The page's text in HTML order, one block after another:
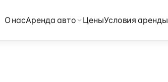
О насАренда авто ЦеныУсловия аренды